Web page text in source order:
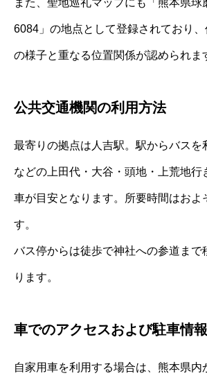
また、聖地巡礼マップにも「熊本県球
6084」の地点として登録されており
の様子と重なる位置関係が認められま
公共交通機関の利用方法
最寄りの拠点は人吉駅。駅からバスを
などの上田代・大谷・頭地・上荒地行
車が目安となります。所要時間はおよ
す。
バス停からは徒歩で神社への参道まで
ります。
車でのアクセスおよび駐車情報
自家用車を利用する場合は、熊本県内